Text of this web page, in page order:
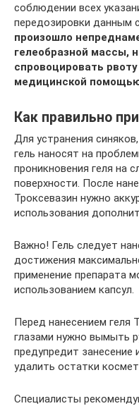
соблюдении всех
передозировки данным
произошло
гелеобразной массы,
спровоцировать
медицинской
Как правильно
Для устранения
гель наносят на
проникновения геля на
поверхности. После
Троксевазин нужно
использования
Важно! Гель следует
достижения
применение препарата
использованием капсул.
Перед нанесением геля
глазами нужно вымыть
предупредит занесение
удалить остатки
Специалисты